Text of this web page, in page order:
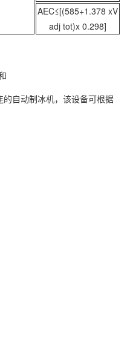
AEC≤[(585+1.378 xV
adj tot)x 0.298]
自动制冰机，该设备可根据